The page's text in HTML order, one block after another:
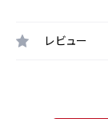
レビュー